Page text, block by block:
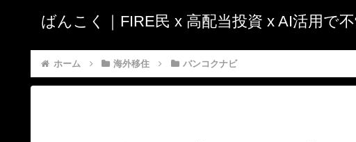
ばんこく｜FIRE民 x 高配当投資 x AI活用で
ホーム 海外移住 バンコクナビ